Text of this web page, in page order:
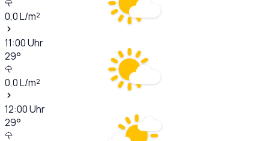
0,0L/m²
11:00Uhr
29°
0,0L/m²
12:00Uhr
29°